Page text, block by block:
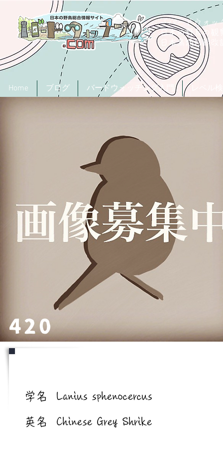
「バードウォッ
日本の野鳥の観
日本鳥類目録
Home ブログ バードウォッチング入門
420
学名 Lanius sphenocercus
英名 Chinese Grey Shrike